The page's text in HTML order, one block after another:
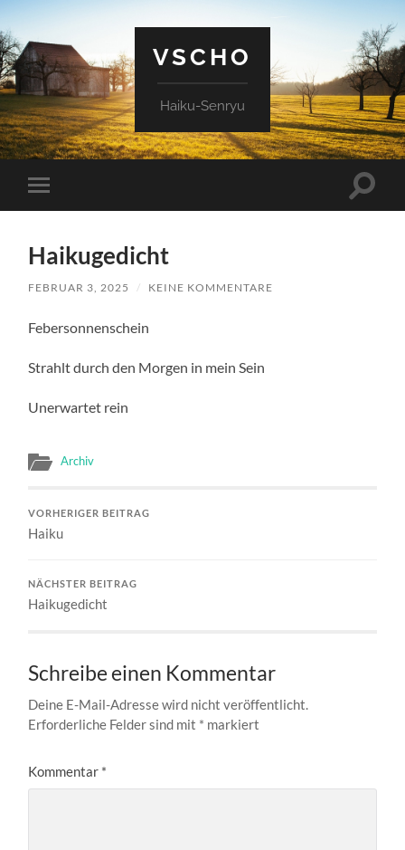
VSCHO
Haiku-Senryu
Mobile-
Menü
Haikugedicht
FEBRUAR 3, 2025 / KEINE KOMMENTARE
Febersonnenschein
Strahlt durch den Morgen in mein Sein
Unerwartet rein
Archiv
VORHERIGER BEITRAG
Haiku
NÄCHSTER BEITRAG
Haikugedicht
Schreibe einen Kommentar
Deine E-Mail-Adresse wird nicht veröffentlicht.
Erforderliche Felder sind mit * markiert
Kommentar *